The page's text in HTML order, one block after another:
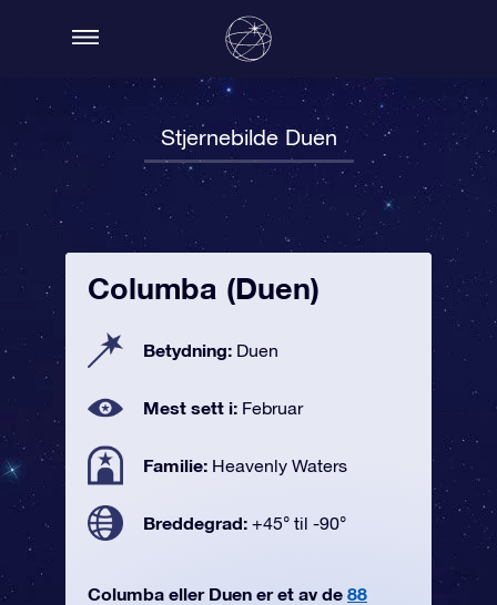
Stjernebilde Duen
Columba (Duen)
Betydning: Duen
Mest sett i: Februar
Familie: Heavenly Waters
Breddegrad: +45° til -90°
Columba eller Duen er et av de 88